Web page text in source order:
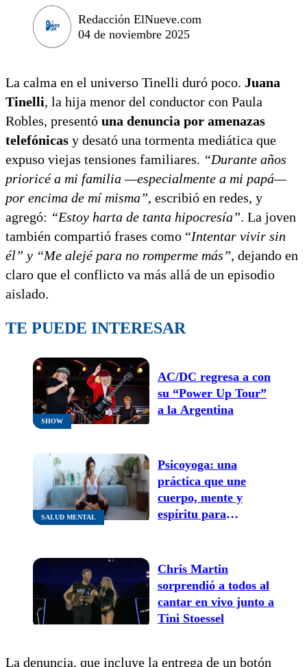
Redacción ElNueve.com
04 de noviembre 2025
La calma en el universo Tinelli duró poco. Juana
Tinelli, la hija menor del conductor con Paula
Robles, presentó una denuncia por amenazas
telefónicas y desató una tormenta mediática que
expuso viejas tensiones familiares. “Durante años
prioricé a mi familia —especialmente a mi papá—
por encima de mí misma”, escribió en redes, y
agregó: “Estoy harta de tanta hipocresía”. La joven
también compartió frases como “Intentar vivir sin
él” y “Me alejé para no romperme más”, dejando en
claro que el conflicto va más allá de un episodio
aislado.
TE PUEDE INTERESAR
SHOW
AC/DC regresa a con
su “Power Up Tour”
a la Argentina
SALUD MENTAL
Psicoyoga: una
práctica que une
cuerpo, mente y
espíritu para
Chris Martin
sorprendió a todos al
cantar en vivo junto a
Tini Stoessel
La denuncia, que incluye la entrega de un botón